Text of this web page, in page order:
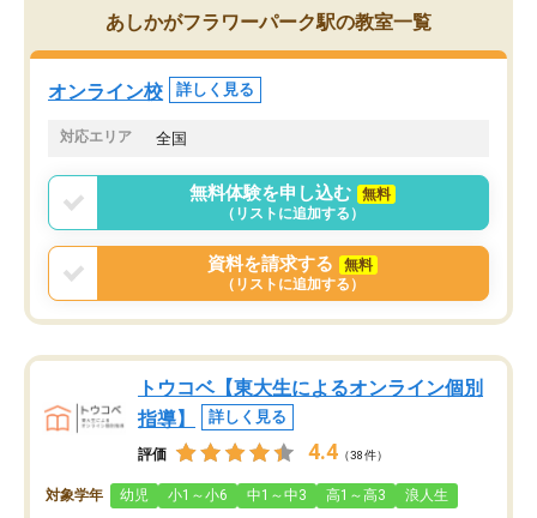
がら頑張って欲しいと思います！
あしかがフラワーパーク駅の教室一覧
オンライン校 詳しく見る
対応エリア 全国
無料体験を申し込む
無料
（リストに追加する）
資料を請求する
無料
（リストに追加する）
トウコベ【東大生によるオンライン個別
指導】
詳しく見る
評価 4.4 （38件）
対象学年 幼児 小1～小6 中1～中3 高1～高3 浪人生